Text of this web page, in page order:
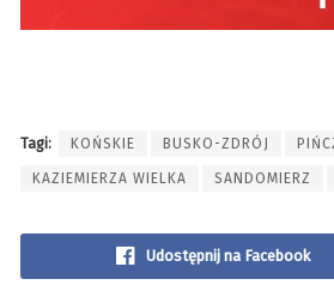
Tagi: KOŃSKIE BUSKO-ZDRÓJ
KAZIEMIERZA WIELKA SANDOMIERZ
Udostępnij na Facebook